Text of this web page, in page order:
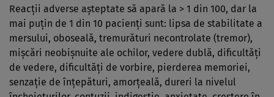
Reacţii adverse aşteptate să apară la > 1 din 100, dar la
mai puţin de 1 din 10 pacienţi sunt: lipsa de stabilitate a
mersului, oboseală, tremurături necontrolate (tremor),
mişcări neobişnuite ale ochilor, vedere dublă, dificultăţi
de vedere, dificultăţi de vorbire, pierderea memoriei,
senzaţie de înţepături, amorţeală, dureri la nivelul